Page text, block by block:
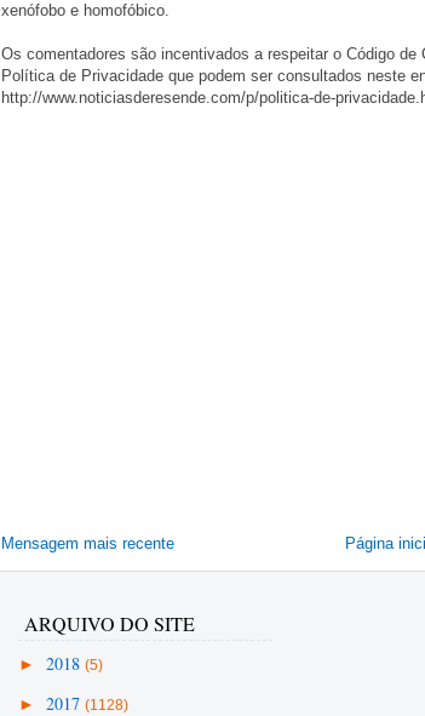
xenófobo e homofóbico.
Os comentadores são incentivados a respeitar o Código
Política de Privacidade que podem ser consultados neste
http://www.noticiasderesende.com/p/politica-de-
Mensagem mais recente Página
ARQUIVO DO SITE
► 2018 (5)
► 2017 (1128)